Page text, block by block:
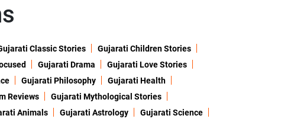
Classic Stories
Gujarati Children Stories
Gujarati Drama
Gujarati Love Stories
Gujarati Philosophy
Gujarati Health
Reviews
Gujarati Mythological Stories
Animals Gujarati Astrology
Gujarati Science